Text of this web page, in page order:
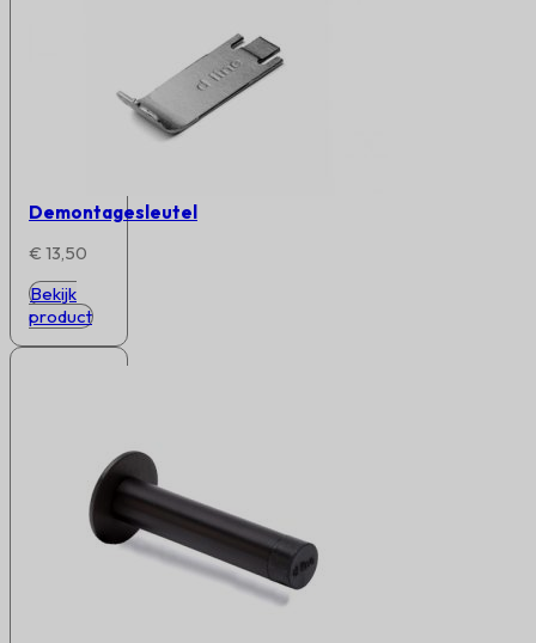
Demontagesleutel
€ 13,50
Bekijk
product